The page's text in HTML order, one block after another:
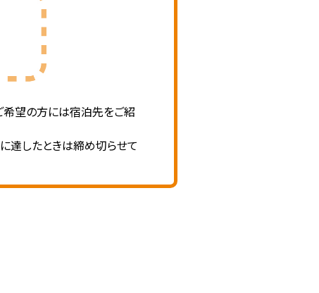
希望の方には宿泊先をご紹
達したときは締め切らせて